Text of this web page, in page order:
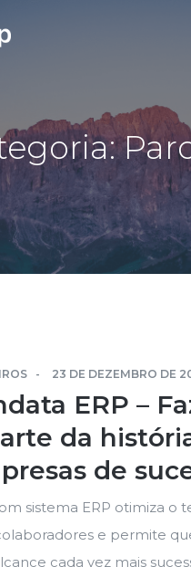
23 DE DEZEMBRO DE
ERP –
da
de
sistema ERP otimiza o
e permite
cada vez mais